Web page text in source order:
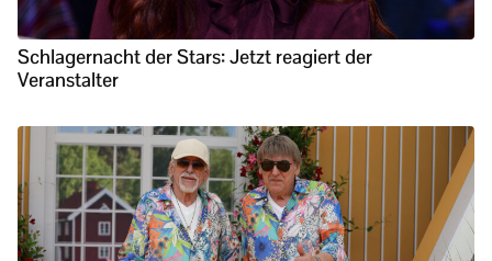
Schlagernacht der Stars: Jetzt reagiert der
Veranstalter